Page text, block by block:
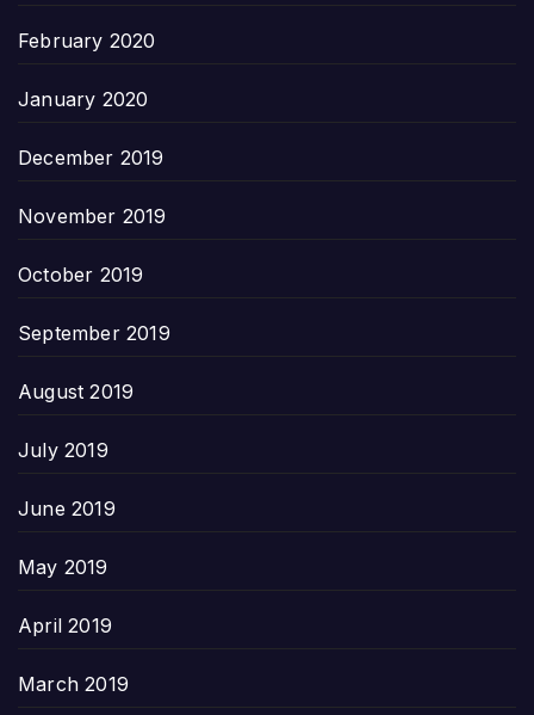
February 2020
January 2020
December 2019
November 2019
October 2019
September 2019
August 2019
July 2019
June 2019
May 2019
April 2019
March 2019